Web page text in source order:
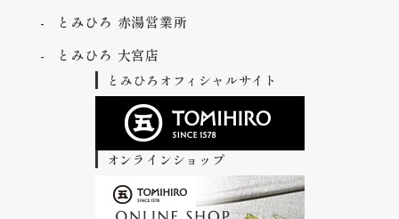
とみひろオフィシャルサイト
オンラインショップ
とみひろ 赤湯営業所
とみひろ 大宮店